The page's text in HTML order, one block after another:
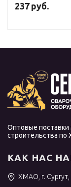
237 руб.
Оптовые поставки
строительства
КАК НАС
ХМАО, г.